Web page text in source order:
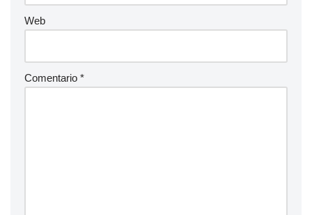
Web
Comentario *